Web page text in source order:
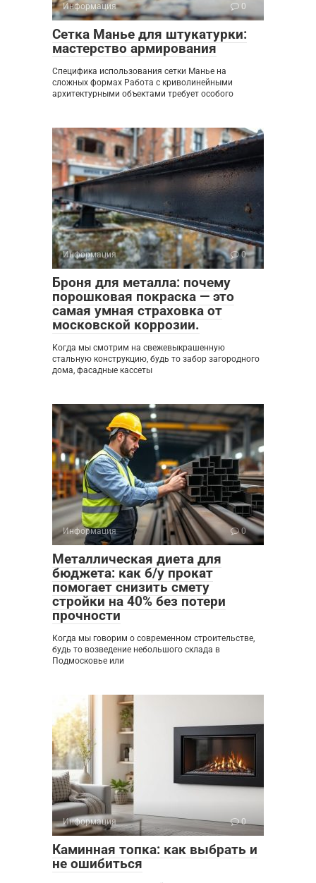
Информация 0
Сетка Манье для штукатурки:
мастерство армирования
Специфика использования сетки Манье на
сложных формах Работа с криволинейными
архитектурными объектами требует особого
Информация 0
Броня для металла: почему
порошковая покраска — это
самая умная страховка от
московской коррозии.
Когда мы смотрим на свежевыкрашенную
стальную конструкцию, будь то забор загородного
дома, фасадные кассеты
Информация 0
Металлическая диета для
бюджета: как б/у прокат
помогает снизить смету
стройки на 40% без потери
прочности
Когда мы говорим о современном строительстве,
будь то возведение небольшого склада в
Подмосковье или
Информация 0
Каминная топка: как выбрать и
не ошибиться